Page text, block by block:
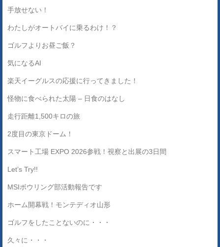
手放せない！
わたしがオートバイに乗るわけ！？
ゴルフよりお昼ご飯？
気になるAI
楽天イーグルスの応援に行ってきました！
怪物に食べられた太陽 – 日食のはなし
走行距離1,500キロの旅
2度目の東京ドーム！
スマート工場 EXPO 2026参戦！視察と出展の3日間
Let’s Try!!
MSIボウリング部活動報告です
ホーム開幕戦！モンテディオ山形
ゴルフをしたことないのに・・・
久々に・・・